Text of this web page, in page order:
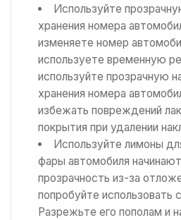
Используйте
хранения номера
изменяете номер
используете временную
используйте прозрачную
хранения номера
избежать повреждений
покрытия при удалении
Используйте лимоны
фары автомобиля
прозрачность из-за
попробуйте использовать
Разрежьте его пополам и